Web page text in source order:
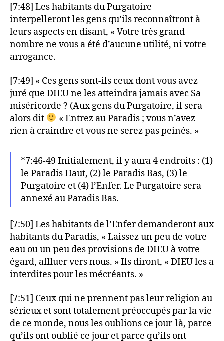
[7:48] Les habitants du Purgatoire
interpelleront les gens qu’ils reconnaîtront à
leurs aspects en disant, « Votre très grand
nombre ne vous a été d’aucune utilité, ni votre
arrogance.
[7:49] « Ces gens sont-ils ceux dont vous avez
juré que DIEU ne les atteindra jamais avec Sa
miséricorde ? (Aux gens du Purgatoire, il sera
alors dit
« Entrez au Paradis ; vous n’avez
rien à craindre et vous ne serez pas peinés. »
*7:46-49 Initialement, il y aura 4 endroits : (1)
le Paradis Haut, (2) le Paradis Bas, (3) le
Purgatoire et (4) l’Enfer. Le Purgatoire sera
annexé au Paradis Bas.
[7:50] Les habitants de l’Enfer demanderont aux
habitants du Paradis, « Laissez un peu de votre
eau ou un peu des provisions de DIEU à votre
égard, affluer vers nous. » Ils diront, « DIEU les a
interdites pour les mécréants. »
[7:51] Ceux qui ne prennent pas leur religion au
sérieux et sont totalement préoccupés par la vie
de ce monde, nous les oublions ce jour-là, parce
qu’ils ont oublié ce jour et parce qu’ils ont